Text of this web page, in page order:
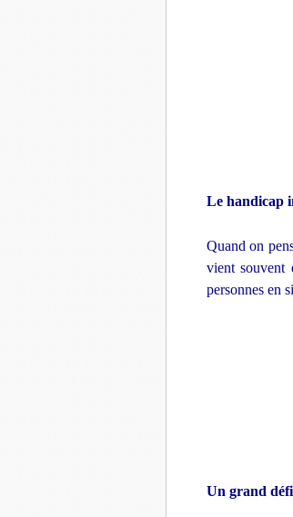
Le handicap
Quand on
vient souvent
personnes en
Un grand